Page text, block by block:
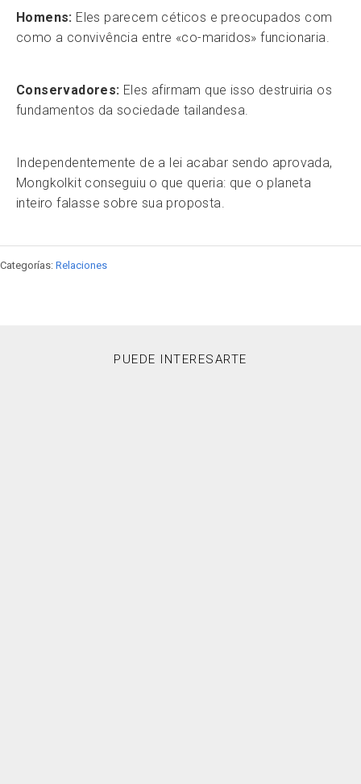
Homens: Eles parecem céticos e preocupados com
como a convivência entre «co-maridos» funcionaria.
Conservadores: Eles afirmam que isso destruiria os
fundamentos da sociedade tailandesa.
Independentemente de a lei acabar sendo aprovada,
Mongkolkit conseguiu o que queria: que o planeta
inteiro falasse sobre sua proposta.
Categorías: Relaciones
PUEDE INTERESARTE